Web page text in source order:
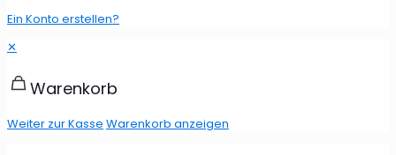
Ein Konto erstellen?
✕
Warenkorb
Weiter zur Kasse Warenkorb anzeigen